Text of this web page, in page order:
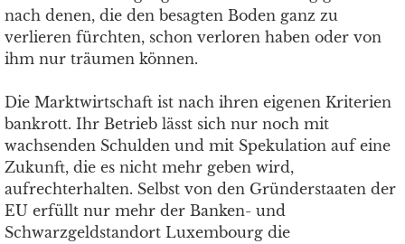
nach denen, die den besagten Boden ganz zu
verlieren fürchten, schon verloren haben oder von
ihm nur träumen können.
Die Marktwirtschaft ist nach ihren eigenen Kriterien
bankrott. Ihr Betrieb lässt sich nur noch mit
wachsenden Schulden und mit Spekulation auf eine
Zukunft, die es nicht mehr geben wird,
aufrechterhalten. Selbst von den Gründerstaaten der
EU erfüllt nur mehr der Banken- und
Schwarzgeldstandort Luxembourg die